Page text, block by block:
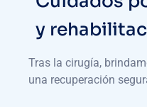
y
Tras la cirugía,
una recuperación